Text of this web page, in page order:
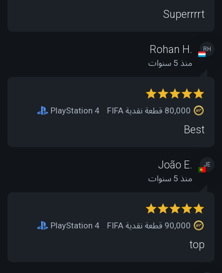
Superrrrt
RH
Rohan H.
منذ 5 سنوات
PlayStation 4
Best
JE
João E.
منذ 5 سنوات
PlayStation 4
top